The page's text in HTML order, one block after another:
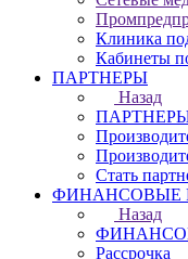
Клиника
Кабинеты
ПАРТНЕРЫ
Назад
Стать
ФИНАНСОВЫЕ
Назад
Рассрочка